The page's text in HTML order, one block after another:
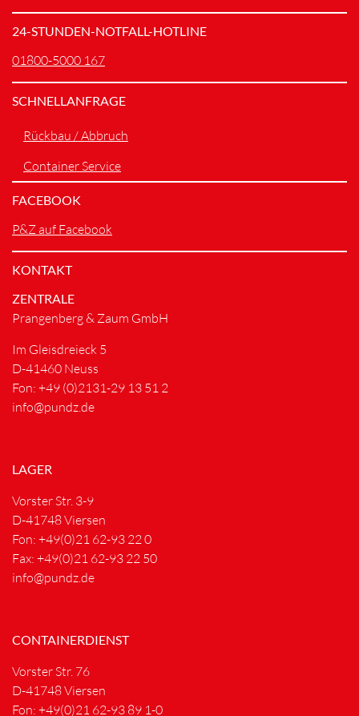
24-STUNDEN-NOTFALL-HOTLINE
01800-5000 167
SCHNELLANFRAGE
Rückbau / Abbruch
Container Service
FACEBOOK
P&Z auf Facebook
KONTAKT
ZENTRALE
Prangenberg & Zaum GmbH
Im Gleisdreieck 5
D-41460 Neuss
Fon: +49 (0)2131-29 13 51 2
info@pundz.de
LAGER
Vorster Str. 3-9
D-41748 Viersen
Fon: +49(0)21 62-93 22 0
Fax: +49(0)21 62-93 22 50
info@pundz.de
CONTAINERDIENST
Vorster Str. 76
D-41748 Viersen
Fon: +49(0)21 62-93 89 1-0